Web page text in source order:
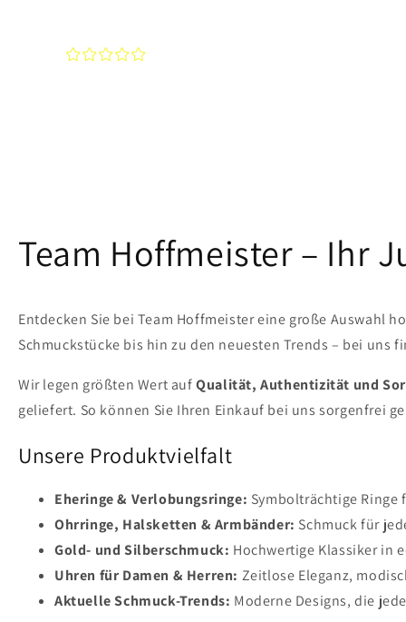
¤¤¤¤¤
Team Hoffmeister – Ihr
Entdecken Sie bei Team Hoffmeister eine große Auswahl
Schmuckstücke bis hin zu den neuesten Trends – bei uns
Wir legen größten Wert aufQualität, Authentizität und
geliefert. So können Sie Ihren Einkauf bei uns sorgenfrei
Unsere Produktvielfalt
Eheringe & Verlobungsringe: Symbolträchtige Ringe
Ohrringe, Halsketten & Armbänder: Schmuck für
Gold- und Silberschmuck: Hochwertige Klassiker in
Uhren für Damen & Herren: Zeitlose Eleganz,
Aktuelle Schmuck-Trends: Moderne Designs, die